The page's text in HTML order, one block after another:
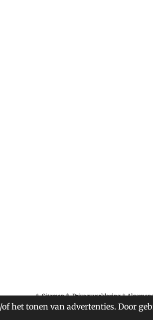
het tonen van advertenties. Door
*Sitemap *Privacyverklaring*